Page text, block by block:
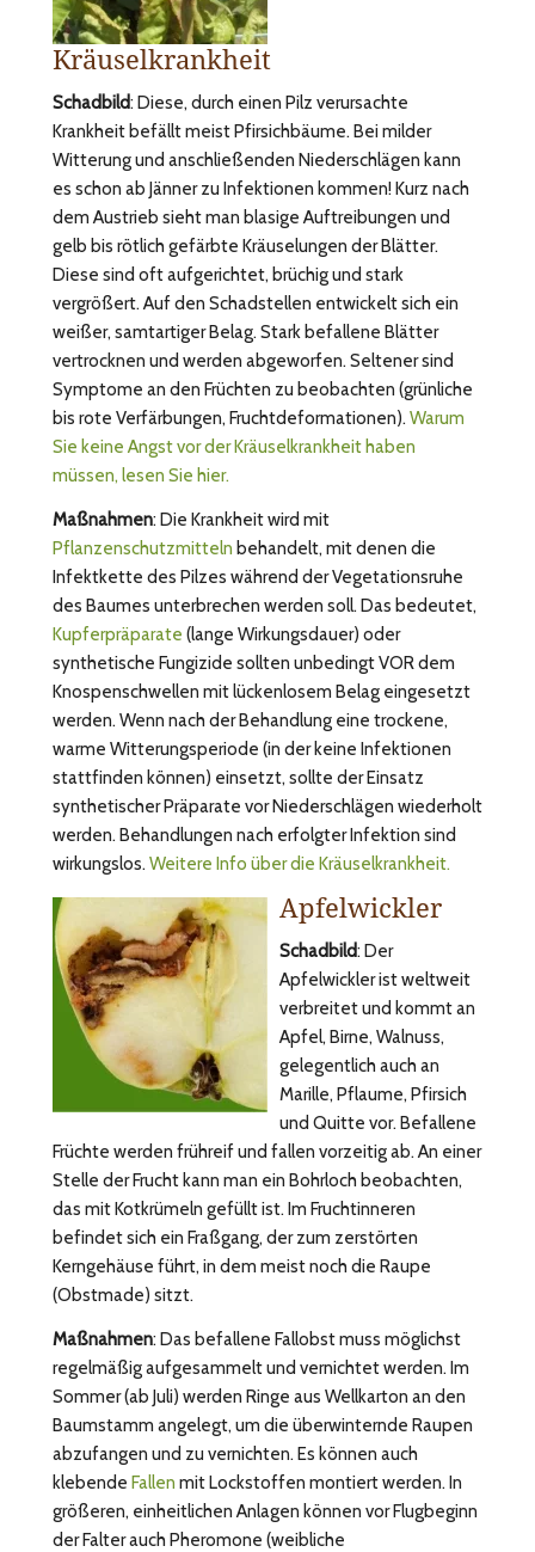
Kräuselkrankheit
Schadbild: Diese, durch einen Pilz verursachte
Krankheit befällt meist Pfirsichbäume. Bei milder
Witterung und anschließenden Niederschlägen kann
es schon ab Jänner zu Infektionen kommen! Kurz nach
dem Austrieb sieht man blasige Auftreibungen und
gelb bis rötlich gefärbte Kräuselungen der Blätter.
Diese sind oft aufgerichtet, brüchig und stark
vergrößert. Auf den Schadstellen entwickelt sich ein
weißer, samtartiger Belag. Stark befallene Blätter
vertrocknen und werden abgeworfen. Seltener sind
Symptome an den Früchten zu beobachten (grünliche
bis rote Verfärbungen, Fruchtdeformationen). Warum
Sie keine Angst vor der Kräuselkrankheit haben
müssen, lesen Sie hier.
Maßnahmen: Die Krankheit wird mit
Pflanzenschutzmitteln behandelt, mit denen die
Infektkette des Pilzes während der Vegetationsruhe
des Baumes unterbrechen werden soll. Das bedeutet,
Kupferpräparate (lange Wirkungsdauer) oder
synthetische Fungizide sollten unbedingt VOR dem
Knospenschwellen mit lückenlosem Belag eingesetzt
werden. Wenn nach der Behandlung eine trockene,
warme Witterungsperiode (in der keine Infektionen
stattfinden können) einsetzt, sollte der Einsatz
synthetischer Präparate vor Niederschlägen wiederholt
werden. Behandlungen nach erfolgter Infektion sind
wirkungslos. Weitere Info über die Kräuselkrankheit.
Apfelwickler
Schadbild: Der
Apfelwickler ist weltweit
verbreitet und kommt an
Apfel, Birne, Walnuss,
gelegentlich auch an
Marille, Pflaume, Pfirsich
und Quitte vor. Befallene
Früchte werden frühreif und fallen vorzeitig ab. An einer
Stelle der Frucht kann man ein Bohrloch beobachten,
das mit Kotkrümeln gefüllt ist. Im Fruchtinneren
befindet sich ein Fraßgang, der zum zerstörten
Kerngehäuse führt, in dem meist noch die Raupe
(Obstmade) sitzt.
Maßnahmen: Das befallene Fallobst muss möglichst
regelmäßig aufgesammelt und vernichtet werden. Im
Sommer (ab Juli) werden Ringe aus Wellkarton an den
Baumstamm angelegt, um die überwinternde Raupen
abzufangen und zu vernichten. Es können auch
klebende Fallen mit Lockstoffen montiert werden. In
größeren, einheitlichen Anlagen können vor Flugbeginn
der Falter auch Pheromone (weibliche